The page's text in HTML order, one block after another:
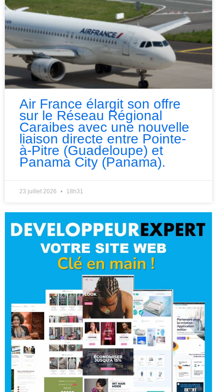
Air France élargit son offre
sur le Réseau Régional
Caraibes avec une nouvelle
liaison directe entre Pointe-
à-Pitre (Guadeloupe) et
Panama City (Panama).
23 juillet 2026 18h31